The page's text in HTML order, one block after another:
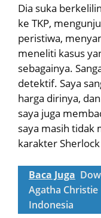
Dia suka
ke TKP,
peristiwa,
meneliti kasus
sebagainya.
detektif. Saya
harga dirinya,
saya juga
saya masih tidak
karakter
Baca Juga
Agatha Christie
Indonesia